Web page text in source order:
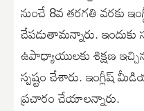
నుంచే 8వ తరగతి వరకు
చేపడుతామన్నారు. ఇందుకు
ఉపాధ్యాయులకు శిక్షణ
స్పష్టం చేశారు. ఇంగ్లీష్
ప్రచారం చేయాలన్నారు.